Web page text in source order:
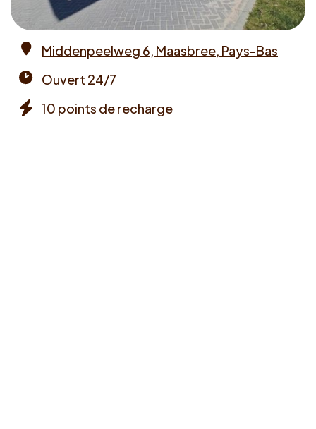
Middenpeelweg 6, Maasbree, Pays-Bas
times
Ouvert 24/7
10 points de recharge